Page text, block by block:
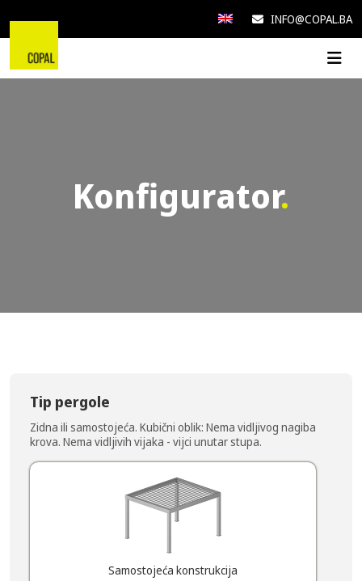
INFO@COPAL.BA
Konfigurator.
Tip pergole
Zidna ili samostojeća. Kubični oblik: Nema vidljivog nagiba
krova. Nema vidljivih vijaka - vijci unutar stupa.
Samostojeća konstrukcija